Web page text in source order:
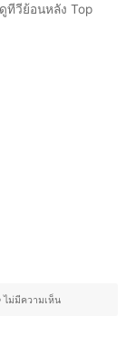
ทีวีย้อนหลัง Top
ไม่มีความเห็น